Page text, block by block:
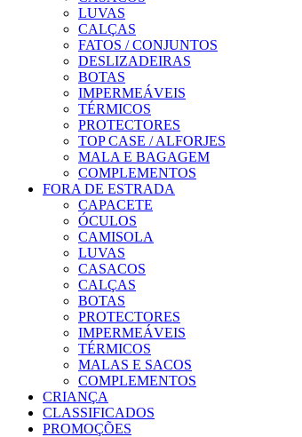
LUVAS
CALÇAS
FATOS / CONJUNTOS
DESLIZADEIRAS
BOTAS
IMPERMEÁVEIS
TÉRMICOS
PROTECTORES
TOP CASE / ALFORJES
MALA E BAGAGEM
COMPLEMENTOS
FORA DE ESTRADA
CAPACETE
ÓCULOS
CAMISOLA
LUVAS
CASACOS
CALÇAS
BOTAS
PROTECTORES
IMPERMEÁVEIS
TÉRMICOS
MALAS E SACOS
COMPLEMENTOS
CRIANÇA
CLASSIFICADOS
PROMOÇÕES